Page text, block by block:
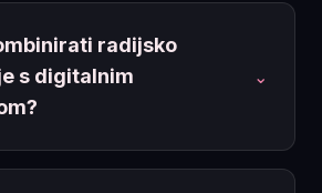
radijsko
s digitalnim
⌄